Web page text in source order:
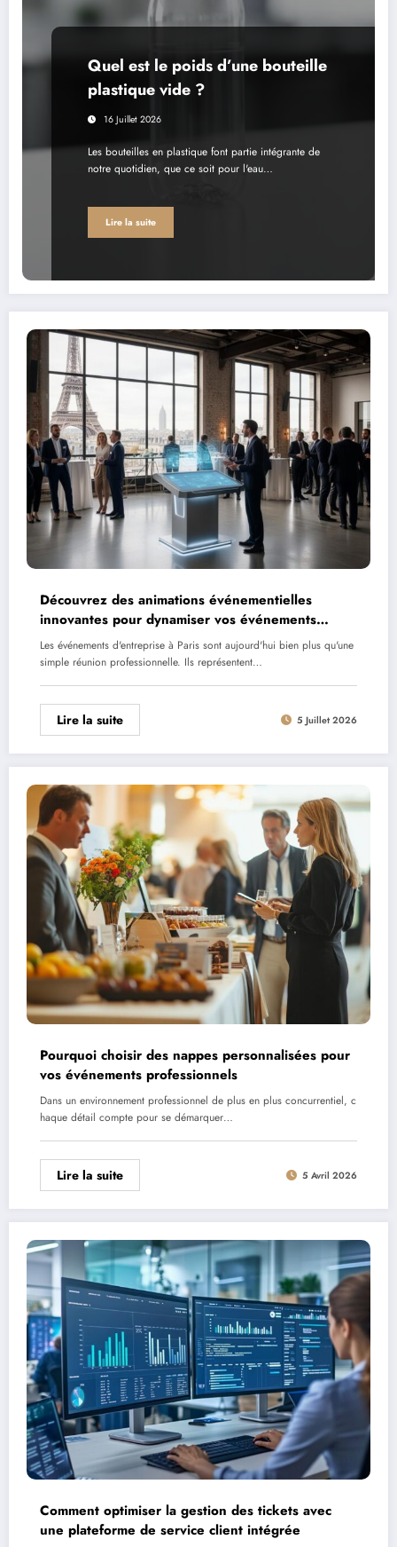
Quel est le poids d’une bouteille
plastique vide ?
16 Juillet 2026
Les bouteilles en plastique font partie intégrante de
notre quotidien, que ce soit pour l'eau…
Lire la suite
Découvrez des animations événementielles
innovantes pour dynamiser vos événements
d’entreprise à Paris
Les événements d'entreprise à Paris sont aujourd'hui bien plus qu'une
simple réunion professionnelle. Ils représentent…
Lire la suite 5 Juillet 2026
Pourquoi choisir des nappes personnalisées pour
vos événements professionnels
Dans un environnement professionnel de plus en plus concurrentiel, c
haque détail compte pour se démarquer…
Lire la suite 5 Avril 2026
Comment optimiser la gestion des tickets avec
une plateforme de service client intégrée